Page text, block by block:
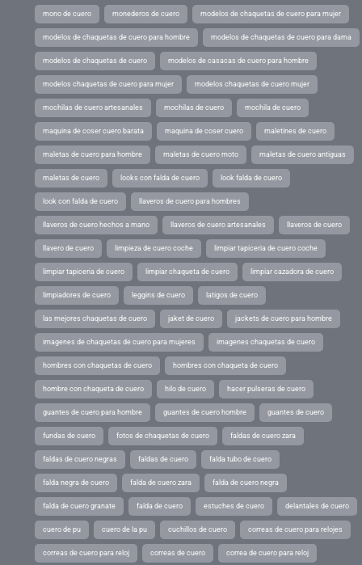
mono de cuero monederos de cuero modelos de chaquetas de cuero para mujer
modelos de chaquetas de cuero para hombre modelos de chaquetas de cuero para dama
modelos de chaquetas de cuero modelos de casacas de cuero para hombre
modelos chaquetas de cuero para mujer modelos chaquetas de cuero mujer
mochilas de cuero artesanales mochilas de cuero mochila de cuero
maquina de coser cuero barata maquina de coser cuero maletines de cuero
maletas de cuero para hombre maletas de cuero moto maletas de cuero antiguas
maletas de cuero looks con falda de cuero look falda de cuero
look con falda de cuero llaveros de cuero para hombres
llaveros de cuero hechos a mano llaveros de cuero artesanales llaveros de cuero
llavero de cuero limpieza de cuero coche limpiar tapiceria de cuero coche
limpiar tapiceria de cuero limpiar chaqueta de cuero limpiar cazadora de cuero
limpiadores de cuero leggins de cuero latigos de cuero
las mejores chaquetas de cuero jaket de cuero jackets de cuero para hombre
imagenes de chaquetas de cuero para mujeres imagenes chaquetas de cuero
hombres con chaquetas de cuero hombres con chaqueta de cuero
hombre con chaqueta de cuero hilo de cuero hacer pulseras de cuero
guantes de cuero para hombre guantes de cuero hombre guantes de cuero
fundas de cuero fotos de chaquetas de cuero faldas de cuero zara
faldas de cuero negras faldas de cuero falda tubo de cuero
falda negra de cuero falda de cuero zara falda de cuero negra
falda de cuero granate falda de cuero estuches de cuero delantales de cuero
cuero de pu cuero de la pu cuchillos de cuero correas de cuero para relojes
correas de cuero para reloj correas de cuero correa de cuero para reloj